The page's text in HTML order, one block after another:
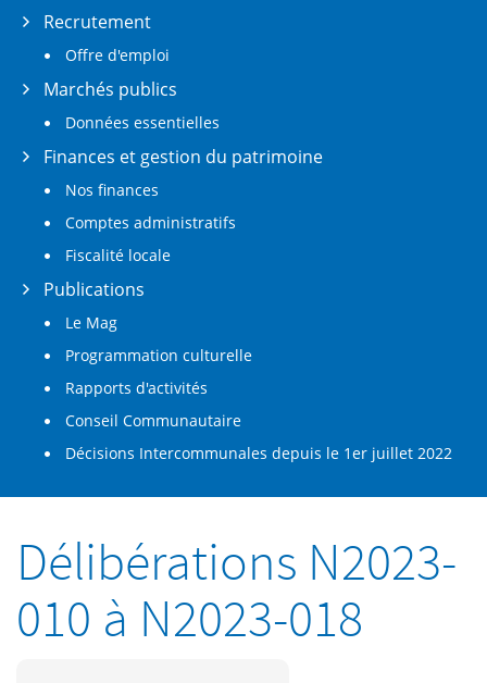
Recrutement
Offre d'emploi
Marchés publics
Données essentielles
Finances et gestion du patrimoine
Nos finances
Comptes administratifs
Fiscalité locale
Publications
Le Mag
Programmation culturelle
Rapports d'activités
Conseil Communautaire
Décisions Intercommunales depuis le 1er juillet 2022
Délibérations N2023-
010 à N2023-018